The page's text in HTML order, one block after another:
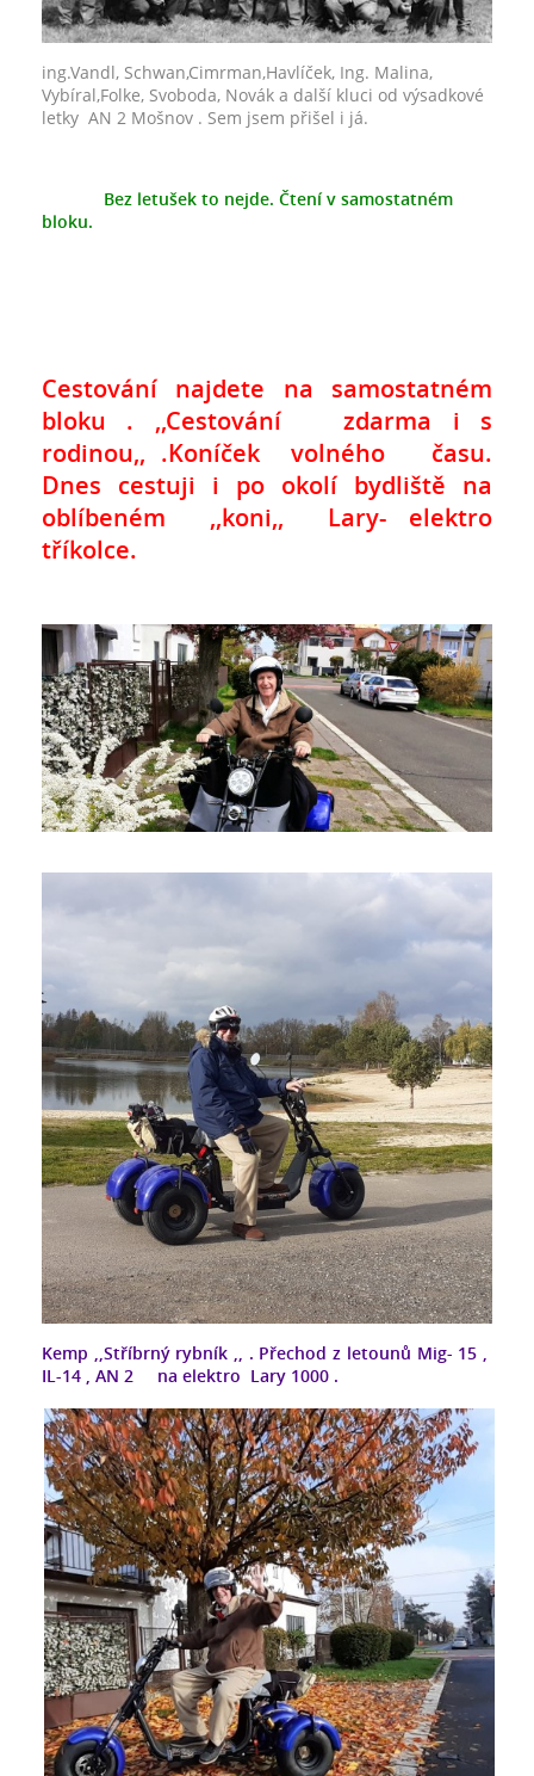
ing.Vandl, Schwan,Cimrman,Havlíček, Ing. Malina,
Vybíral,Folke, Svoboda, Novák a další kluci od výsadkové
letky AN 2 Mošnov . Sem jsem přišel i já.
Bez letušek to nejde. Čtení v samostatném
bloku.
Cestování najdete na samostatném
bloku . ,,Cestování zdarma i s
rodinou,, .Koníček volného času.
Dnes cestuji i po okolí bydliště na
oblíbeném ,,koni,, Lary- elektro
tříkolce.
Kemp ,,Stříbrný rybník ,, . Přechod z letounů Mig- 15 ,
IL-14 , AN 2 na elektro Lary 1000 .